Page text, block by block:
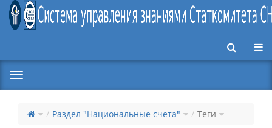
Раздел "Национальные счета" Теги